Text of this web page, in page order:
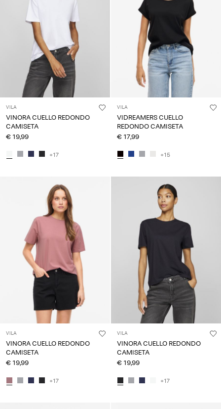
VILA
VINORA CUELLO REDONDO
CAMISETA
€ 19,99
+17
VILA
VIDREAMERS CUELLO
REDONDO CAMISETA
€ 17,99
+15
VILA
VINORA CUELLO REDONDO
CAMISETA
€ 19,99
+17
VILA
VINORA CUELLO REDONDO
CAMISETA
€ 19,99
+17